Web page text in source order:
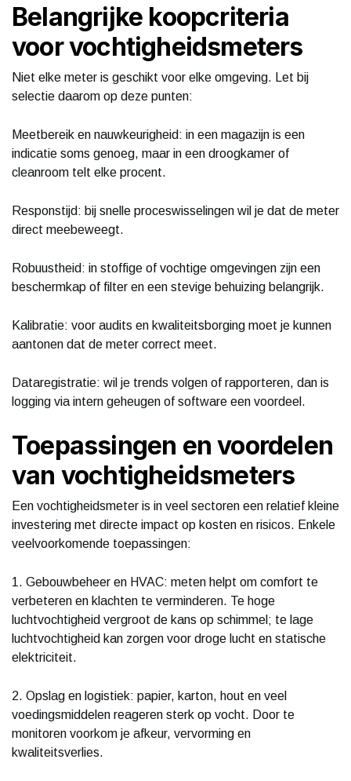
Belangrijke koopcriteria
voor vochtigheidsmeters
Niet elke meter is geschikt voor elke omgeving. Let bij
selectie daarom op deze punten:
Meetbereik en nauwkeurigheid: in een magazijn is een
indicatie soms genoeg, maar in een droogkamer of
cleanroom telt elke procent.
Responstijd: bij snelle proceswisselingen wil je dat de meter
direct meebeweegt.
Robuustheid: in stoffige of vochtige omgevingen zijn een
beschermkap of filter en een stevige behuizing belangrijk.
Kalibratie: voor audits en kwaliteitsborging moet je kunnen
aantonen dat de meter correct meet.
Dataregistratie: wil je trends volgen of rapporteren, dan is
logging via intern geheugen of software een voordeel.
Toepassingen en voordelen
van vochtigheidsmeters
Een vochtigheidsmeter is in veel sectoren een relatief kleine
investering met directe impact op kosten en risicos. Enkele
veelvoorkomende toepassingen:
1. Gebouwbeheer en HVAC: meten helpt om comfort te
verbeteren en klachten te verminderen. Te hoge
luchtvochtigheid vergroot de kans op schimmel; te lage
luchtvochtigheid kan zorgen voor droge lucht en statische
elektriciteit.
2. Opslag en logistiek: papier, karton, hout en veel
voedingsmiddelen reageren sterk op vocht. Door te
monitoren voorkom je afkeur, vervorming en
kwaliteitsverlies.